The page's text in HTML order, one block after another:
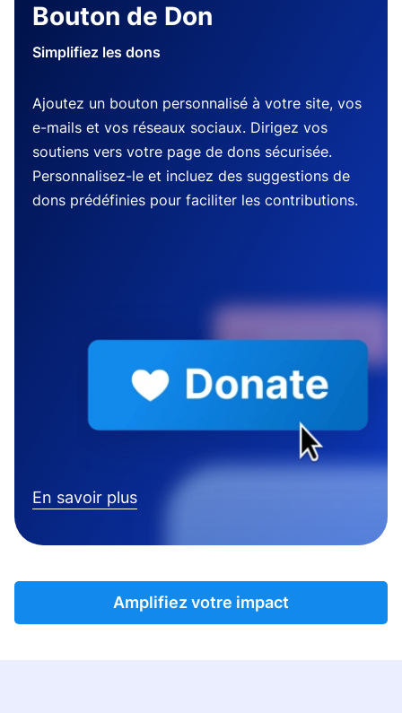
Bouton de Don
Simplifiez les dons
Ajoutez un bouton personnalisé à votre site, vos
e-mails et vos réseaux sociaux. Dirigez vos
soutiens vers votre page de dons sécurisée.
Personnalisez-le et incluez des suggestions de
dons prédéfinies pour faciliter les contributions.
En savoir plus
Amplifiez votre impact